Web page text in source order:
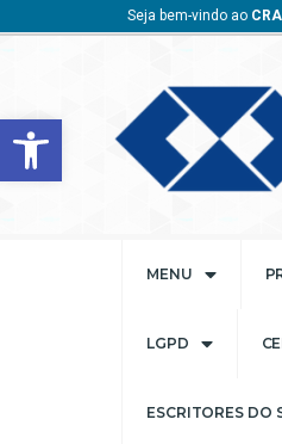
Barra de Ferramentas Aberta
Seja bem-vindo ao
MENU
LGPD
ESCRITORES DO